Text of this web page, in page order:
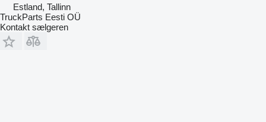
Estland, Tallinn
TruckParts Eesti OÜ
Kontakt sælgeren